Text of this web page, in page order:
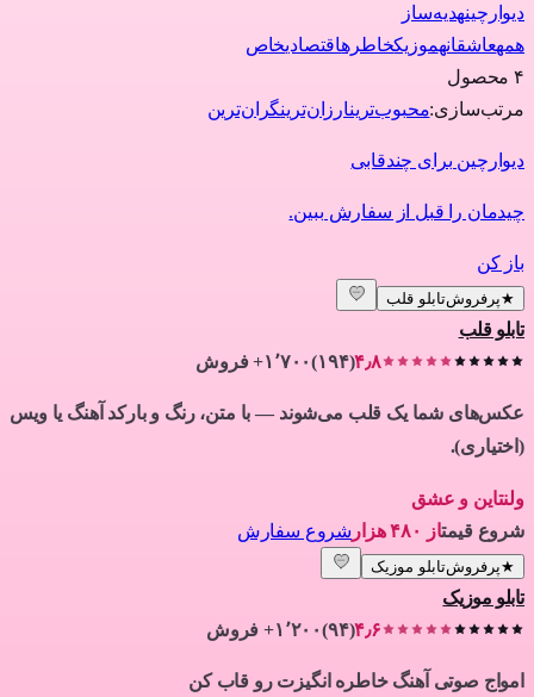
دیوارچینهدیه‌ساز
همهعاشقانهموزیکخاطرهاقتصادیخاص
۴محصول
مرتب‌سازی:محبوب‌ترینارزان‌ترینگران‌ترین
دیوارچین برای چندقابی
چیدمان را قبل از سفارش ببین.
باز کن
★پرفروشتابلو قلب
تابلو قلب
۴٫۸(۱۹۴)۱٬۷۰۰+ فروش
عکس‌های شما یک قلب می‌شوند — با متن، رنگ و بارکد آهنگ یا ویس
(اختیاری).
ولنتاین و عشق
شروع قیمتاز ۴۸۰ هزار شروع سفارش
★پرفروشتابلو موزیک
تابلو موزیک
۴٫۶(۹۴)۱٬۲۰۰+ فروش
امواج صوتی آهنگ خاطره انگیزت رو قاب کن